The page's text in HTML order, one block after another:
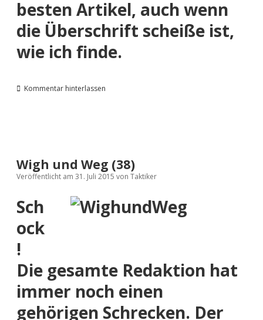
besten Artikel, auch wenn
die Überschrift scheiße ist,
wie ich finde.​
Kommentar hinterlassen
Wigh und Weg (38)
Veröffentlicht am 31. Juli 2015 von Taktiker
Sch
ock
!
Die gesamte Redaktion hat
immer noch einen
gehörigen Schrecken. Der